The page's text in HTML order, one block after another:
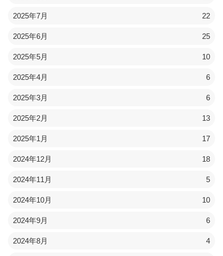
2025年7月 22
2025年6月 25
2025年5月 10
2025年4月 6
2025年3月 6
2025年2月 13
2025年1月 17
2024年12月 18
2024年11月 5
2024年10月 10
2024年9月 6
2024年8月 4